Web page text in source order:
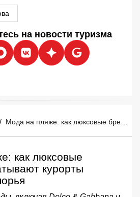
на новости туризма
/ Мода на пляже: как люксовые бренды захватывают курорты Средиземноморья
как люксовые
курорты